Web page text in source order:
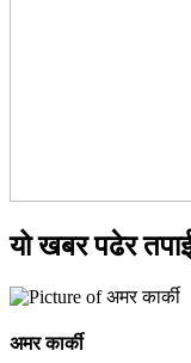
यो खबर पढेर
अमर कार्की